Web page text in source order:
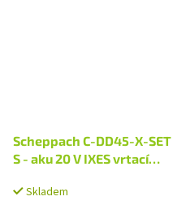
Scheppach C-DD45-X-SET
S - aku 20 V IXES vrtací
nabíječka 2,4 A
Skladem